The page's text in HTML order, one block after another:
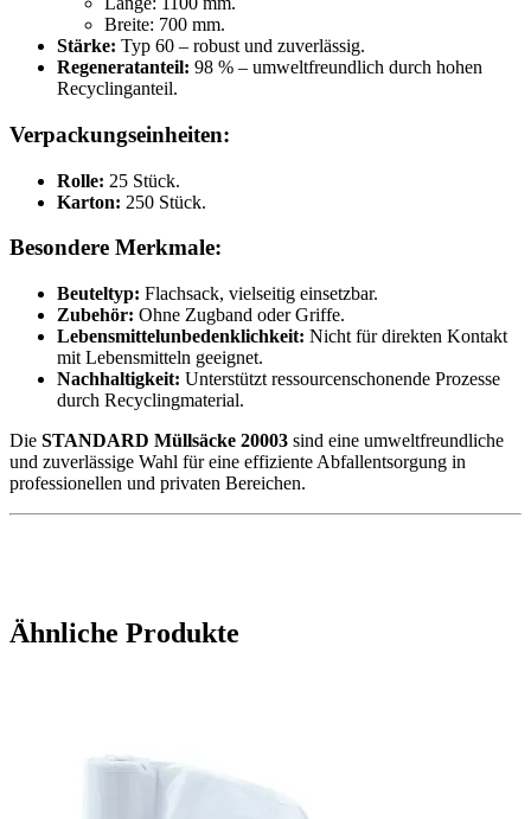
Breite: 700 mm.
Stärke: Typ 60 – robust und zuverlässig.
Regeneratanteil: 98 % – umweltfreundlich durch hohen
Recyclinganteil.
Verpackungseinheiten:
Rolle: 25 Stück.
Karton: 250 Stück.
Besondere Merkmale:
Beuteltyp: Flachsack, vielseitig einsetzbar.
Zubehör: Ohne Zugband oder Griffe.
Lebensmittelunbedenklichkeit: Nicht für direkten Kontakt
mit Lebensmitteln geeignet.
Nachhaltigkeit: Unterstützt ressourcenschonende Prozesse
durch Recyclingmaterial.
Die STANDARD Müllsäcke 20003 sind eine umweltfreundliche
und zuverlässige Wahl für eine effiziente Abfallentsorgung in
professionellen und privaten Bereichen.
Ähnliche Produkte